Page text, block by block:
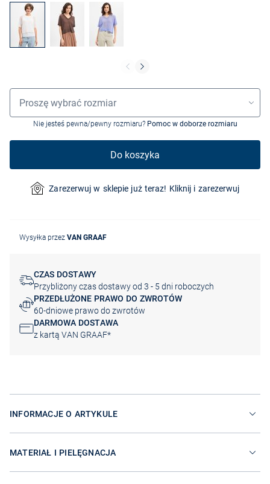
Wybór rozmiaru
Proszę wybrać rozmiar
Nie jesteś pewna/pewny rozmiaru? Pomoc w doborze rozmiaru
Do koszyka
Zarezerwuj w sklepie już teraz! Kliknij i zarezerwuj
Wysyłka przez VAN GRAAF
CZAS DOSTAWY
Przybliżony czas dostawy od 3 - 5 dni roboczych
PRZEDŁUŻONE PRAWO DO ZWROTÓW
60-dniowe prawo do zwrotów
DARMOWA DOSTAWA
z kartą VAN GRAAF*
INFORMACJE O ARTYKULE
MATERIAŁ I PIELĘGNACJA